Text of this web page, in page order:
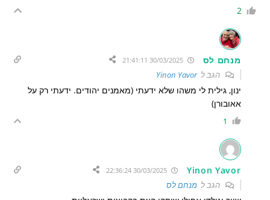
2
מנחם לס 30/03/2025 21:41:11
הגב לYinon Yavor
ינון, גילית לי משהו שלא ידעתי (מאמנים יהודים. ידעתי רק על
אאובורן)
1
Yinon Yavor
30/03/2025 22:36:24
הגב למנחם לס